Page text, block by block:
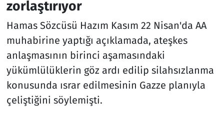
zorlaştırıyor
Hamas Sözcüsü Hazım Kasım 22 Nisan'da AA
muhabirine yaptığı açıklamada, ateşkes
anlaşmasının birinci aşamasındaki
yükümlülüklerin göz ardı edilip silahsızlanma
konusunda ısrar edilmesinin Gazze planıyla
çeliştiğini söylemişti.